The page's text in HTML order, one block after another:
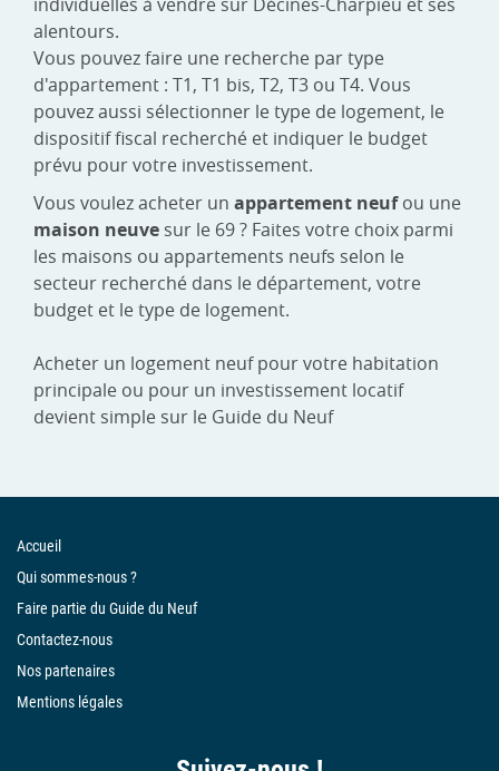
alentours.
Vous pouvez faire une recherche par type
d'appartement : T1, T1 bis, T2, T3 ou T4. Vous
pouvez aussi sélectionner le type de logement, le
dispositif fiscal recherché et indiquer le budget
prévu pour votre investissement.
Vous voulez acheter un appartement neufou une
maison neuve sur le 69 ? Faites votre choix parmi
les maisons ou appartements neufs selon le
secteur recherché dans le département, votre
budget et le type de logement.
Acheter un logement neuf pour votre habitation
principale ou pour un investissement locatif
devient simple sur le Guide du Neuf
Accueil
Qui sommes-nous ?
Faire partie du Guide du Neuf
Contactez-nous
Nos partenaires
Mentions légales